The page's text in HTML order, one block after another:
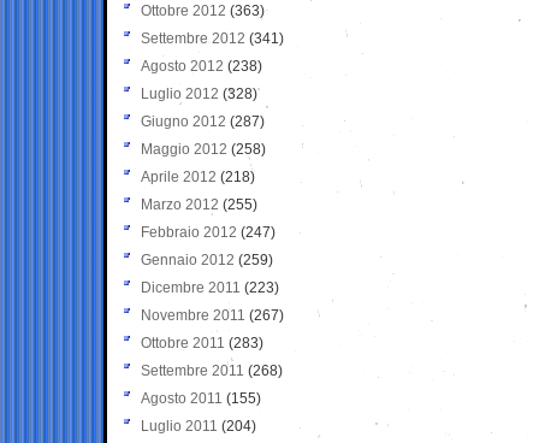
Ottobre 2012 (363)
Settembre 2012 (341)
Agosto 2012 (238)
Luglio 2012 (328)
Giugno 2012 (287)
Maggio 2012 (258)
Aprile 2012 (218)
Marzo 2012 (255)
Febbraio 2012 (247)
Gennaio 2012 (259)
Dicembre 2011 (223)
Novembre 2011 (267)
Ottobre 2011 (283)
Settembre 2011 (268)
Agosto 2011 (155)
Luglio 2011 (204)